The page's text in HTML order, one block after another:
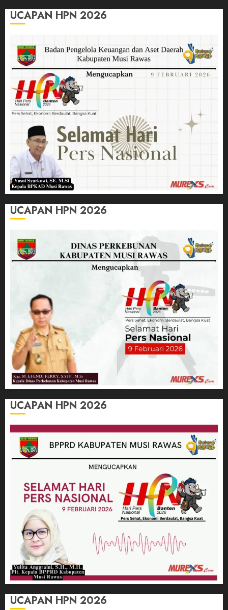
UCAPAN HPN 2026
UCAPAN HPN 2026
UCAPAN HPN 2026
UCAPAN HPN 2026